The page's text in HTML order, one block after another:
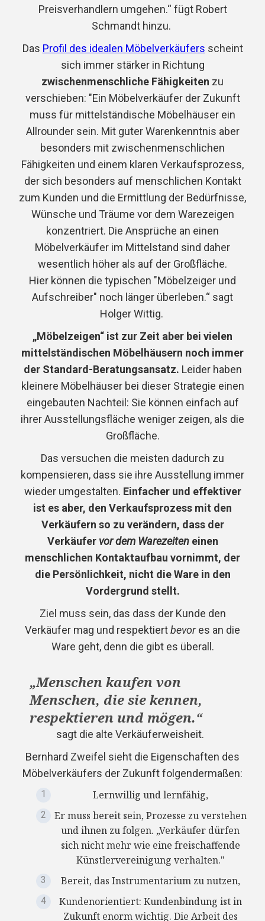
Preisverhandlern umgehen.“ fügt Robert
Schmandt hinzu.
Das Profil des idealen Möbelverkäufers scheint
sich immer stärker in Richtung
zwischenmenschliche Fähigkeiten zu
verschieben: "Ein Möbelverkäufer der Zukunft
muss für mittelständische Möbelhäuser ein
Allrounder sein. Mit guter Warenkenntnis aber
besonders mit zwischenmenschlichen
Fähigkeiten und einem klaren Verkaufsprozess,
der sich besonders auf menschlichen Kontakt
zum Kunden und die Ermittlung der Bedürfnisse,
Wünsche und Träume vor dem Warezeigen
konzentriert. Die Ansprüche an einen
Möbelverkäufer im Mittelstand sind daher
wesentlich höher als auf der Großfläche.
Hier können die typischen "Möbelzeiger und
Aufschreiber" noch länger überleben.“ sagt
Holger Wittig.
„Möbelzeigen“ ist zur Zeit aber bei vielen
mittelständischen Möbelhäusern noch immer
der Standard-Beratungsansatz. Leider haben
kleinere Möbelhäuser bei dieser Strategie einen
eingebauten Nachteil: Sie können einfach auf
ihrer Ausstellungsfläche weniger zeigen, als die
Großfläche.
Das versuchen die meisten dadurch zu
kompensieren, dass sie ihre Ausstellung immer
wieder umgestalten. Einfacher und effektiver
ist es aber, den Verkaufsprozess mit den
Verkäufern so zu verändern, dass der
Verkäufer vor dem Warezeiten einen
menschlichen Kontaktaufbau vornimmt, der
die Persönlichkeit, nicht die Ware in den
Vordergrund stellt.
Ziel muss sein, das dass der Kunde den
Verkäufer mag und respektiertbevores an die
Ware geht, denn die gibt es überall.
„Menschen kaufen von
Menschen, die sie kennen,
respektieren und mögen.“
sagt die alte Verkäuferweisheit.
Bernhard Zweifel sieht die Eigenschaften des
Möbelverkäufers der Zukunft folgendermaßen:
Lernwillig und lernfähig,
Er muss bereit sein, Prozesse zu verstehen
und ihnen zu folgen. „Verkäufer dürfen
sich nicht mehr wie eine freischaffende
Künstlervereinigung verhalten."
Bereit, das Instrumentarium zu nutzen,
Kundenorientiert: Kundenbindung ist in
Zukunft enorm wichtig. Die Arbeit des